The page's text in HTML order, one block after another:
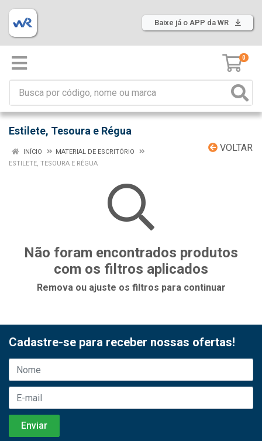
Baixe já o APP da WR
0
Estilete, Tesoura e Régua
VOLTAR
INÍCIO
MATERIAL DE ESCRITÓRIO
ESTILETE, TESOURA E RÉGUA
Não foram encontrados produtos
com os filtros aplicados
Remova ou ajuste os filtros para continuar
Cadastre-se para receber nossas ofertas!